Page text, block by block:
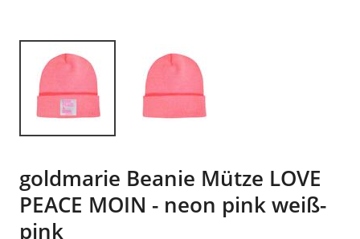
goldmarie Beanie Mütze LOVE
PEACE MOIN - neon pink weiß-
pink